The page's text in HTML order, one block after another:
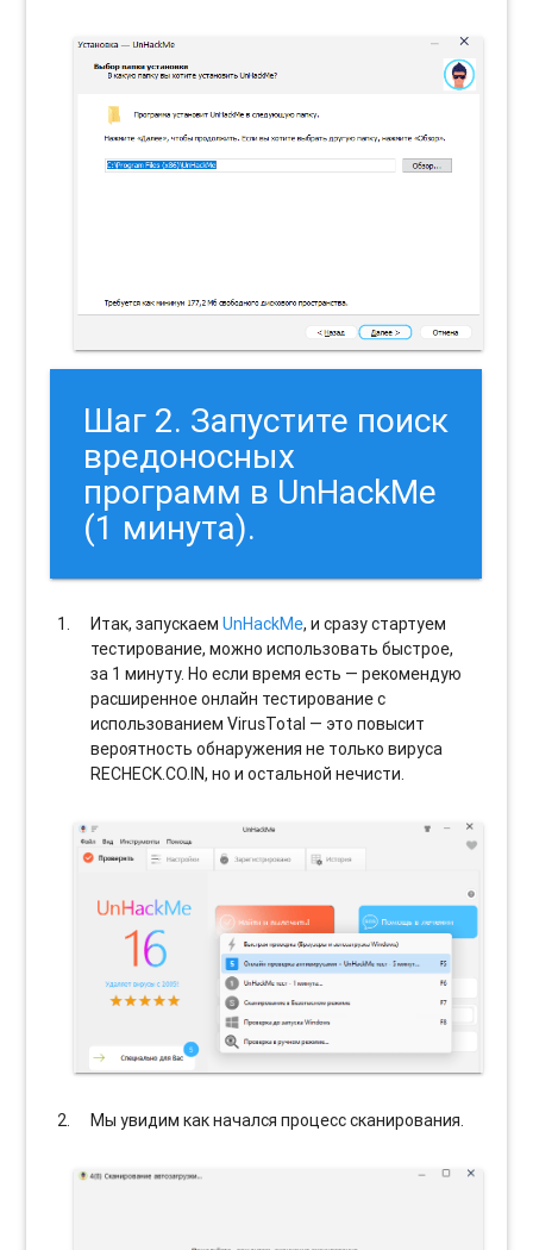
Шаг 2. Запустите поиск
вредоносных
программ в UnHackMe
(1 минута).
Итак, запускаемUnHackMe, и сразу стартуем
тестирование, можно использовать быстрое,
за 1 минуту. Но если время есть — рекомендую
расширенное онлайн тестирование с
использованием VirusTotal — это повысит
вероятность обнаружения не только вируса
RECHECK.CO.IN, но и остальной нечисти.
Мы увидим как начался процесс сканирования.